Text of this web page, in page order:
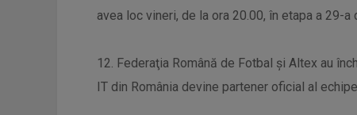
avea loc vineri, de la ora 20.00, în etapa a 29-a
12. Federaţia Română de Fotbal şi Altex au
IT din România devine partener oficial al